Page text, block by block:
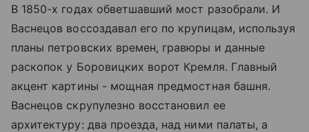
В 1850-х годах обветшавший мост разобрали. И
Васнецов воссоздавал его по крупицам, используя
планы петровских времен, гравюры и данные
раскопок у Боровицких ворот Кремля. Главный
акцент картины - мощная предмостная башня.
Васнецов скрупулезно восстановил ее
архитектуру: два проезда, над ними палаты, а